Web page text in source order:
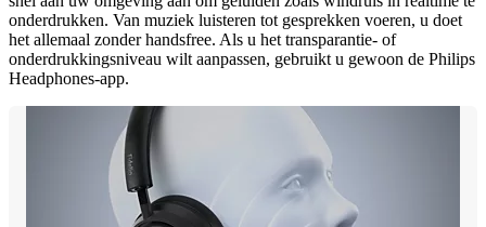
onderdrukken. Van muziek luisteren tot gesprekken voeren, u doet
het allemaal zonder handsfree. Als u het transparantie- of
onderdrukkingsniveau wilt aanpassen, gebruikt u gewoon de Philips
Headphones-app.